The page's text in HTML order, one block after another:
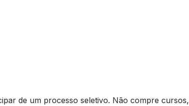
de um processo seletivo. Não compre cursos,